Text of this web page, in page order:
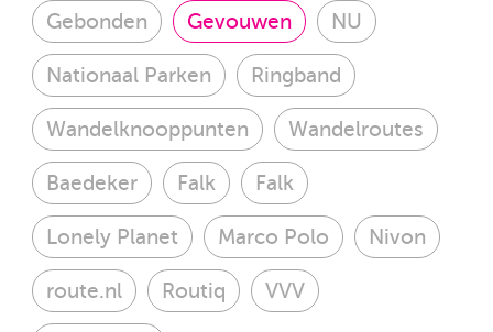
Gebonden Gevouwen NU
Nationaal Parken Ringband
Wandelknooppunten Wandelroutes
Baedeker Falk Falk
Lonely Planet Marco Polo Nivon
route.nl Routiq VVV